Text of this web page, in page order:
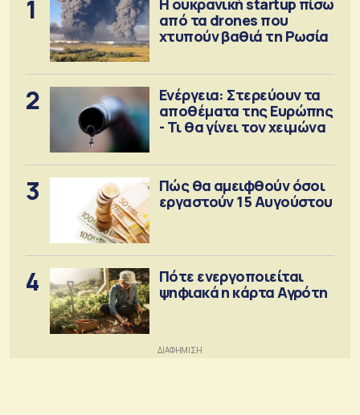
1
από τα drones που
χτυπούν βαθιά τη Ρωσία
2
Ενέργεια: Στερεύουν τα
αποθέματα της Ευρώπης
- Τι θα γίνει τον χειμώνα
3
Πώς θα αμειφθούν όσοι
εργαστούν 15 Αυγούστου
4
Πότε ενεργοποιείται
ψηφιακά η κάρτα Αγρότη